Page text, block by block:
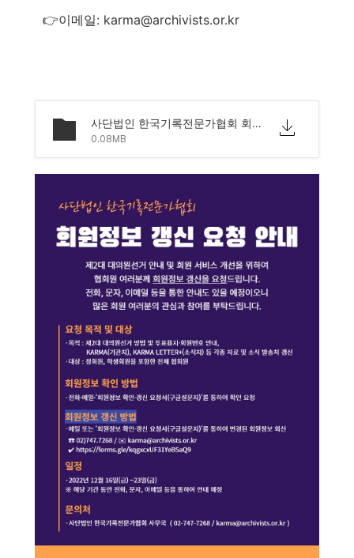
👉이메일: karma@archivists.or.kr
사단법인 한국기록전문가협회 회원정보 갱신 및 점검 요청.pdf
0.08MB